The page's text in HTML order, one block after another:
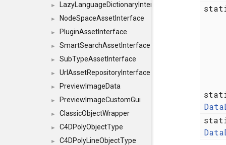
► LazyLanguageDictionaryInterface
► NodeSpaceAssetInterface
► PluginAssetInterface
► SmartSearchAssetInterface
► SubTypeAssetInterface
► UrlAssetRepositoryInterface
► PreviewImageData
► PreviewImageCustomGui
► ClassicObjectWrapper
► C4DPolyObjectType
► C4DPolyLineObjectType